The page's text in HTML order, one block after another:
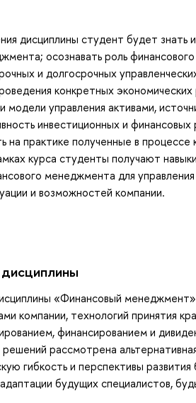
дисциплины студент будет знать
осознавать роль
и долгосрочных
конкретных
модели управления активами,
инвестиционных и
на практике полученные в
курса студенты получают
менеджмента для
и возможностей компании.
«Финансовый
компании, технологий принятия
финансированием и
рассмотрена
гибкость и перспективы
будущих специалистов,